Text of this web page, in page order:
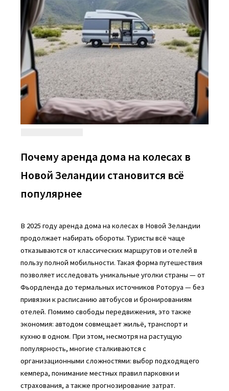
Почему аренда дома на колесах в
Новой Зеландии становится всё
популярнее
В 2025 году аренда дома на колесах в Новой Зеландии
продолжает набирать обороты. Туристы всё чаще
отказываются от классических маршрутов и отелей в
пользу полной мобильности. Такая форма путешествия
позволяет исследовать уникальные уголки страны — от
Фьордленда до термальных источников Роторуа — без
привязки к расписанию автобусов и бронированиям
отелей. Помимо свободы передвижения, это также
экономия: автодом совмещает жильё, транспорт и
кухню в одном. При этом, несмотря на растущую
популярность, многие сталкиваются с
организационными сложностями: выбор подходящего
кемпера, понимание местных правил парковки и
страхования, а также прогнозирование затрат.